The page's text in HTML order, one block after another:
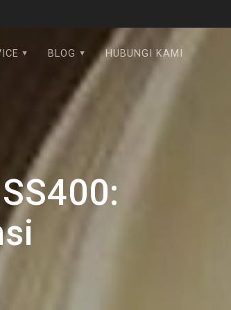
BLOG HUBUNGI KAMI